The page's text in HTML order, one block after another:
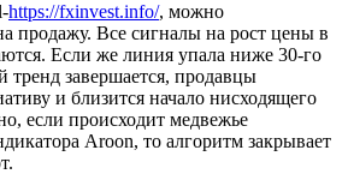
https://fxinvest.info/, можно
продажу. Все сигналы на рост цены в
Если же линия упала ниже 30-го
тренд завершается, продавцы
и близится начало нисходящего
если происходит медвежье
Aroon, то алгоритм закрывает